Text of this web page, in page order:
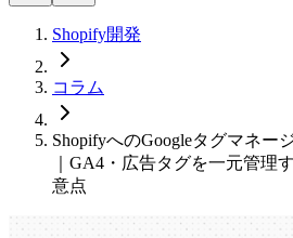
Shopify開発
コラム
ShopifyへのGoogleタグマネー
｜GA4・広告タグを一元管理
意点